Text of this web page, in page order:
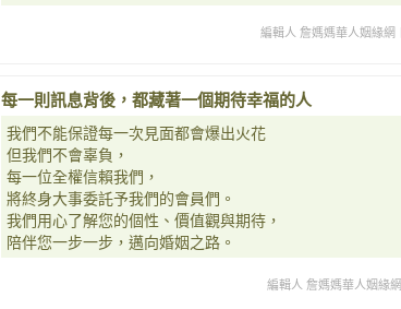
編輯人 詹媽媽華人姻緣網
每一則訊息背後，都藏著一個期待幸福的人
我們不能保證每一次見面都會爆出火花
但我們不會辜負，
每一位全權信賴我們，
將終身大事委託予我們的會員們。
我們用心了解您的個性、價值觀與期待，
陪伴您一步一步，邁向婚姻之路。
編輯人 詹媽媽華人姻緣網